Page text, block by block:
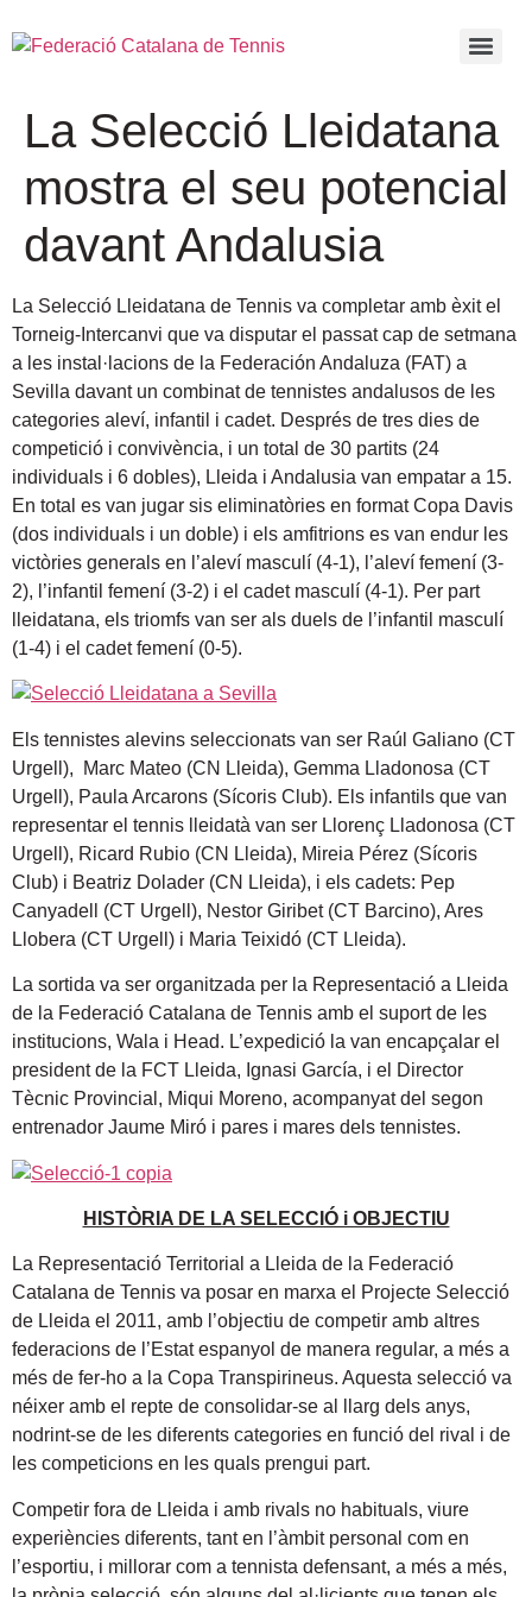
La Selecció Lleidatana
mostra el seu potencial
davant Andalusia
La Selecció Lleidatana de Tennis va completar amb èxit el
Torneig-Intercanvi que va disputar el passat cap de setmana
a les instal·lacions de la Federación Andaluza (FAT) a
Sevilla davant un combinat de tennistes andalusos de les
categories aleví, infantil i cadet. Després de tres dies de
competició i convivència, i un total de 30 partits (24
individuals i 6 dobles), Lleida i Andalusia van empatar a 15.
En total es van jugar sis eliminatòries en format Copa Davis
(dos individuals i un doble) i els amfitrions es van endur les
victòries generals en l’aleví masculí (4-1), l’aleví femení (3-
2), l’infantil femení (3-2) i el cadet masculí (4-1). Per part
lleidatana, els triomfs van ser als duels de l’infantil masculí
(1-4) i el cadet femení (0-5).
Els tennistes alevins seleccionats van ser Raúl Galiano (CT
Urgell), Marc Mateo (CN Lleida), Gemma Lladonosa (CT
Urgell), Paula Arcarons (Sícoris Club). Els infantils que van
representar el tennis lleidatà van ser Llorenç Lladonosa (CT
Urgell), Ricard Rubio (CN Lleida), Mireia Pérez (Sícoris
Club) i Beatriz Dolader (CN Lleida), i els cadets: Pep
Canyadell (CT Urgell), Nestor Giribet (CT Barcino), Ares
Llobera (CT Urgell) i Maria Teixidó (CT Lleida).
La sortida va ser organitzada per la Representació a Lleida
de la Federació Catalana de Tennis amb el suport de les
institucions, Wala i Head. L’expedició la van encapçalar el
president de la FCT Lleida, Ignasi García, i el Director
Tècnic Provincial, Miqui Moreno, acompanyat del segon
entrenador Jaume Miró i pares i mares dels tennistes.
HISTÒRIA DE LA SELECCIÓ i OBJECTIU
La Representació Territorial a Lleida de la Federació
Catalana de Tennis va posar en marxa el Projecte Selecció
de Lleida el 2011, amb l’objectiu de competir amb altres
federacions de l’Estat espanyol de manera regular, a més a
més de fer-ho a la Copa Transpirineus. Aquesta selecció va
néixer amb el repte de consolidar-se al llarg dels anys,
nodrint-se de les diferents categories en funció del rival i de
les competicions en les quals prengui part.
Competir fora de Lleida i amb rivals no habituals, viure
experiències diferents, tant en l’àmbit personal com en
l’esportiu, i millorar com a tennista defensant, a més a més,